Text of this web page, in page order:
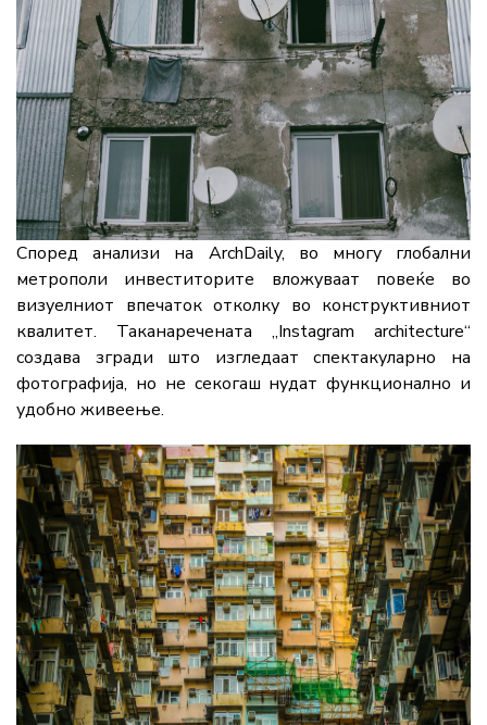
Според анализи на ArchDaily, во многу глобални
метрополи инвеститорите вложуваат повеќе во
визуелниот впечаток отколку во конструктивниот
квалитет. Таканаречената „Instagram architecture“
создава згради што изгледаат спектакуларно на
фотографија, но не секогаш нудат функционално и
удобно живеење.